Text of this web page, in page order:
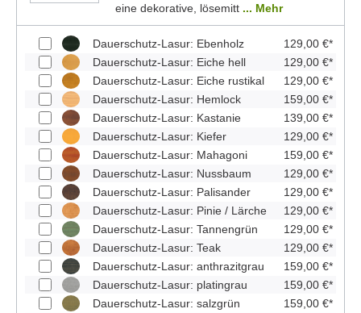
eine dekorative, lösemitt ... Mehr
Dauerschutz-Lasur: Ebenholz
129,00 €*
Dauerschutz-Lasur: Eiche hell
129,00 €*
Dauerschutz-Lasur: Eiche rustikal
129,00 €*
Dauerschutz-Lasur: Hemlock
159,00 €*
Dauerschutz-Lasur: Kastanie
139,00 €*
Dauerschutz-Lasur: Kiefer
129,00 €*
Dauerschutz-Lasur: Mahagoni
159,00 €*
Dauerschutz-Lasur: Nussbaum
129,00 €*
Dauerschutz-Lasur: Palisander
129,00 €*
Dauerschutz-Lasur: Pinie / Lärche
129,00 €*
Dauerschutz-Lasur: Tannengrün
129,00 €*
Dauerschutz-Lasur: Teak
129,00 €*
Dauerschutz-Lasur: anthrazitgrau
159,00 €*
Dauerschutz-Lasur: platingrau
159,00 €*
Dauerschutz-Lasur: salzgrün
159,00 €*